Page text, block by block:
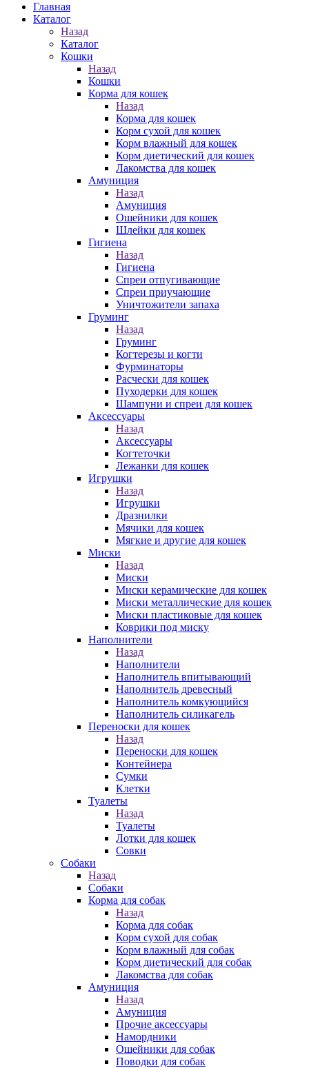
Главная
Каталог
Назад
Каталог
Кошки
Назад
Кошки
Корма для кошек
Назад
Корма для кошек
Корм сухой для кошек
Корм влажный для кошек
Корм диетический для кошек
Лакомства для кошек
Амуниция
Назад
Амуниция
Ошейники для кошек
Шлейки для кошек
Гигиена
Назад
Гигиена
Спреи отпугивающие
Спреи приучающие
Уничтожители запаха
Груминг
Назад
Груминг
Когтерезы и когти
Фурминаторы
Расчески для кошек
Пуходерки для кошек
Шампуни и спреи для кошек
Аксессуары
Назад
Аксессуары
Когтеточки
Лежанки для кошек
Игрушки
Назад
Игрушки
Дразнилки
Мячики для кошек
Мягкие и другие для кошек
Миски
Назад
Миски
Миски керамические для кошек
Миски металлические для кошек
Миски пластиковые для кошек
Коврики под миску
Наполнители
Назад
Наполнители
Наполнитель впитывающий
Наполнитель древесный
Наполнитель комкующийся
Наполнитель силикагель
Переноски для кошек
Назад
Переноски для кошек
Контейнера
Сумки
Клетки
Туалеты
Назад
Туалеты
Лотки для кошек
Совки
Собаки
Назад
Собаки
Корма для собак
Назад
Корма для собак
Корм сухой для собак
Корм влажный для собак
Корм диетический для собак
Лакомства для собак
Амуниция
Назад
Амуниция
Прочие аксессуары
Намордники
Ошейники для собак
Поводки для собак